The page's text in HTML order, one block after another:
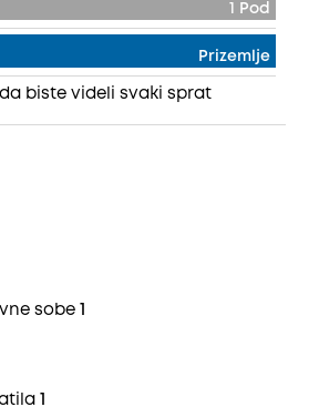
1 Pod
Prizemlje
biste videli svaki sprat
sobe